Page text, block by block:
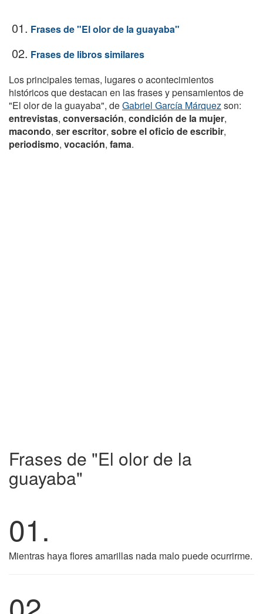
01. Frases de "El olor de la guayaba"
02. Frases de libros similares
Los principales temas, lugares o acontecimientos
históricos que destacan en las frases y pensamientos de
"El olor de la guayaba", deGabriel García Márquezson:
entrevistas, conversación, condición de la mujer,
macondo, ser escritor, sobre el oficio de escribir,
periodismo, vocación, fama.
Frases de "El olor de la
guayaba"
01.
Mientras haya flores amarillas nada malo puede ocurrirme.